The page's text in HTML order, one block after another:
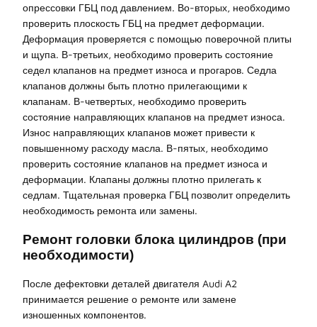
опрессовки ГБЦ под давлением. Во-вторых, необходимо
проверить плоскость ГБЦ на предмет деформации.
Деформация проверяется с помощью поверочной плиты
и щупа. В-третьих, необходимо проверить состояние
седел клапанов на предмет износа и прогаров. Седла
клапанов должны быть плотно прилегающими к
клапанам. В-четвертых, необходимо проверить
состояние направляющих клапанов на предмет износа.
Износ направляющих клапанов может привести к
повышенному расходу масла. В-пятых, необходимо
проверить состояние клапанов на предмет износа и
деформации. Клапаны должны плотно прилегать к
седлам. Тщательная проверка ГБЦ позволит определить
необходимость ремонта или замены.
Ремонт головки блока цилиндров (при
необходимости)
После дефектовки деталей двигателя Audi A2
принимается решение о ремонте или замене
изношенных компонентов.